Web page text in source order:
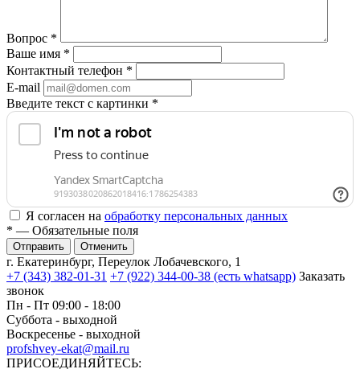
Вопрос *
Ваше имя *
Контактный телефон *
E-mail
Введите текст с картинки *
Я согласен на обработку персональных данных
* — Обязательные поля
Отменить
г. Екатеринбург, Переулок Лобачевского, 1
+7 (343) 382-01-31 +7 (922) 344-00-38 (есть whatsapp) Заказать
звонок
Пн - Пт 09:00 - 18:00
Суббота - выходной
Воскресенье - выходной
profshvey-ekat@mail.ru
ПРИСОЕДИНЯЙТЕСЬ: